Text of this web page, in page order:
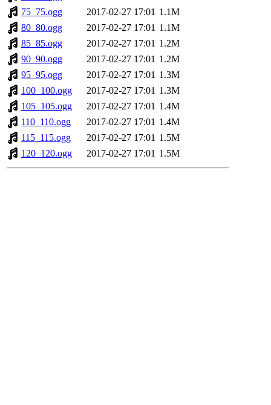
75_75.ogg
2017-02-27 17:01 1.1M
80_80.ogg
2017-02-27 17:01 1.1M
85_85.ogg
2017-02-27 17:01 1.2M
90_90.ogg
2017-02-27 17:01 1.2M
95_95.ogg
2017-02-27 17:01 1.3M
100_100.ogg
2017-02-27 17:01 1.3M
105_105.ogg
2017-02-27 17:01 1.4M
110_110.ogg
2017-02-27 17:01 1.4M
115_115.ogg
2017-02-27 17:01 1.5M
120_120.ogg
2017-02-27 17:01 1.5M